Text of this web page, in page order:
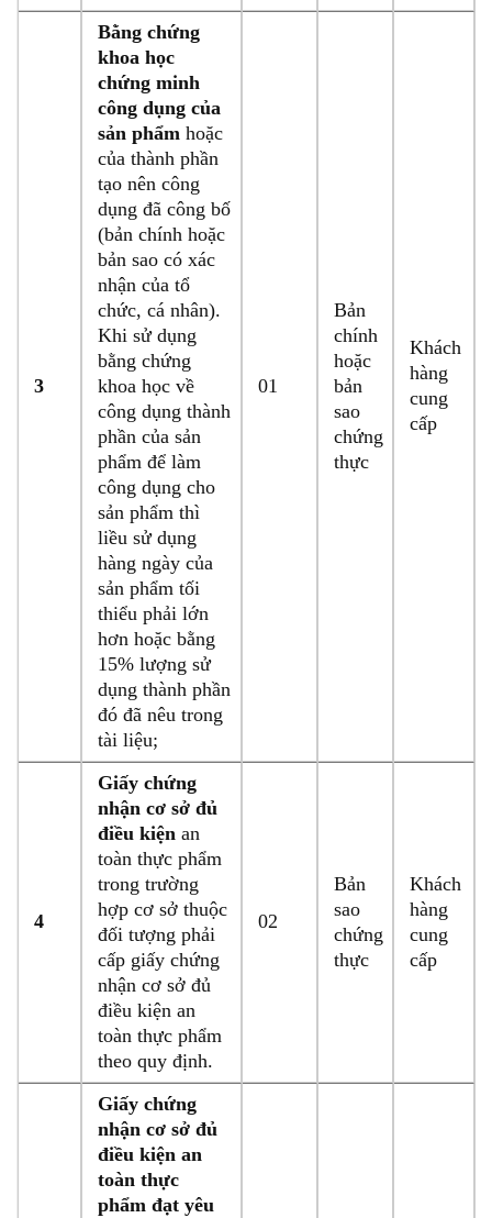
3
Bằng chứng
khoa học
chứng minh
công dụng của
sản phẩm hoặc
của thành phần
tạo nên công
dụng đã công bố
(bản chính hoặc
bản sao có xác
nhận của tổ
chức, cá nhân).
Khi sử dụng
bằng chứng
khoa học về
công dụng thành
phần của sản
phẩm để làm
công dụng cho
sản phẩm thì
liều sử dụng
hàng ngày của
sản phẩm tối
thiểu phải lớn
hơn hoặc bằng
15% lượng sử
dụng thành phần
đó đã nêu trong
tài liệu;
01
Bản
chính
hoặc
bản
sao
chứng
thực
Khách
hàng
cung
cấp
4
Giấy chứng
nhận cơ sở đủ
điều kiện an
toàn thực phẩm
trong trường
hợp cơ sở thuộc
đối tượng phải
cấp giấy chứng
nhận cơ sở đủ
điều kiện an
toàn thực phẩm
theo quy định.
02
Bản
sao
chứng
thực
Khách
hàng
cung
cấp
Giấy chứng
nhận cơ sở đủ
điều kiện an
toàn thực
phẩm đạt yêu